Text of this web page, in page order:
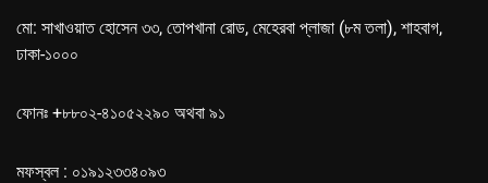
মো: সাখাওয়াত হোসেন ৩৩, তোপখানা রোড, মেহেরবা প্লাজা (৮ম তলা), শাহবাগ,
ঢাকা-১০০০
ফোনঃ +৮৮০২-৪১০৫২২৯০ অথবা ৯১
মফস্বল : ০১৯১২৩৩৪০৯৩